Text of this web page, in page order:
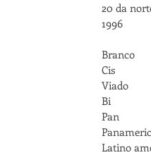
20 da
1996
Branco
Cis
Viado
Bi
Pan
Latino